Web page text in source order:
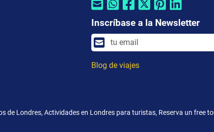
Inscríbase a la Newsletter
Blog de viajes
de Londres, Actividades en Londres para turistas, Reserva un free